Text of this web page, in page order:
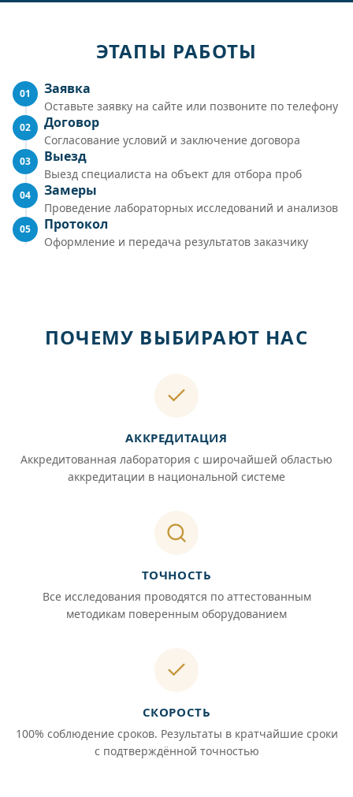
ЭТАПЫ РАБОТЫ
01 Заявка
Оставьте заявку на сайте или позвоните по телефону
02 Договор
Согласование условий и заключение договора
03 Выезд
Выезд специалиста на объект для отбора проб
04 Замеры
Проведение лабораторных исследований и анализов
05 Протокол
Оформление и передача результатов заказчику
ПОЧЕМУ ВЫБИРАЮТ НАС
АККРЕДИТАЦИЯ
Аккредитованная лаборатория с широчайшей областью
аккредитации в национальной системе
ТОЧНОСТЬ
Все исследования проводятся по аттестованным
методикам поверенным оборудованием
СКОРОСТЬ
100% соблюдение сроков. Результаты в кратчайшие сроки
с подтверждённой точностью